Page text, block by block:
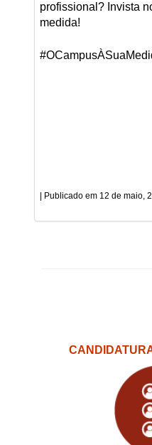
profissional? Invista
medida!
12 de maio,